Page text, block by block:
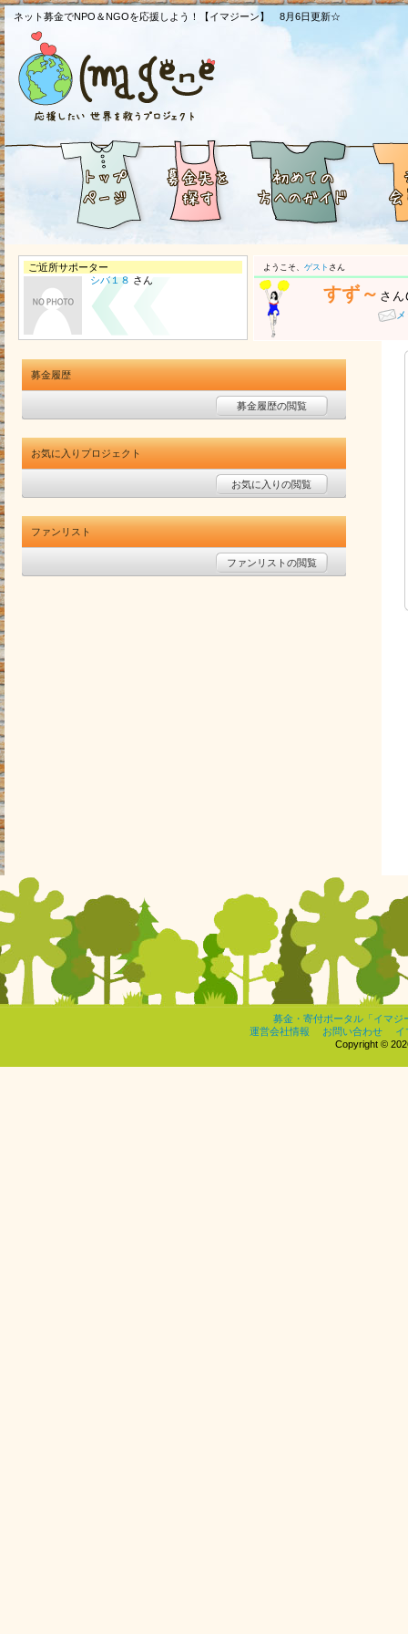
ネット募金でNPO＆NGOを応援しよう！【イマジーン】 8月6日更新☆
ご近所サポーター
シバ１８ さん
ようこそ、 ゲスト さん
すず～ さん
募金履歴
募金履歴の閲覧
お気に入りプロジェクト
お気に入りの閲覧
ファンリスト
ファンリストの閲覧
募金・寄付ポータル「イマジ
運営会社情報
お問い合わせ
イ
Copyright ©